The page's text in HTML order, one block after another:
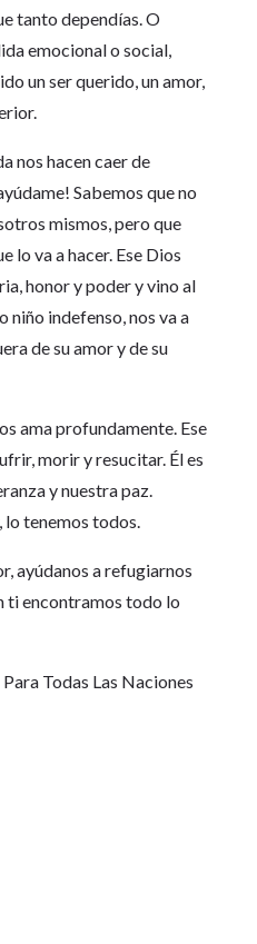
tanto dependías. O
emocional o social,
un ser querido, un amor,
nos hacen caer de
Sabemos que no
mismos, pero que
lo va a hacer. Ese Dios
honor y poder y vino al
indefenso, nos va a
de su amor y de su
ama profundamente. Ese
morir y resucitar. Él es
y nuestra paz.
lo tenemos todos.
ayúdanos a refugiarnos
ti encontramos todo lo
Todas Las Naciones